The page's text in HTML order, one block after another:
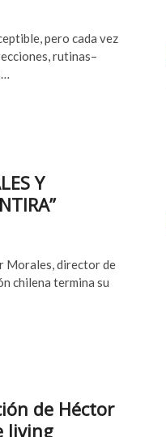
pero cada vez
rutinas–
Y
Morales, director de
chilena termina su
de Héctor
living